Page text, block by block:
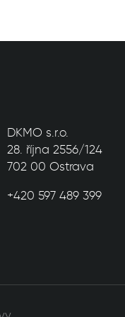
DKMO s.r.o.
28. října 2556/124
702 00 Ostrava
+420 597 489 399